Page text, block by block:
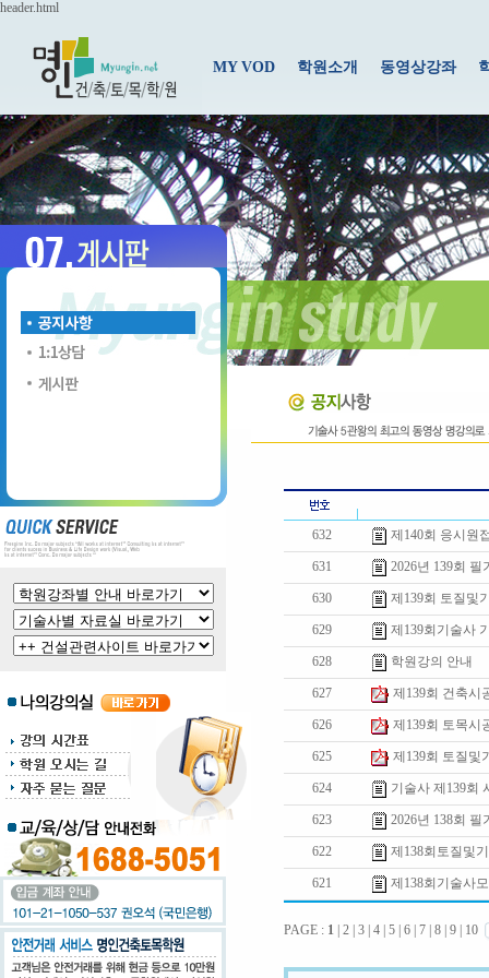
header.html
MY VOD 학원소개 동영상강좌
632 제140회 응시원
631 2026년 139회
630 제139회 토질및
629 제139회기술사
628 학원강의 안내
627 제139회 건축시
626 제139회 토목시
625 제139회 토질및
624 기술사 제139회
623 2026년 138회
622 제138회토질및
621 제138회기술사
PAGE : 1 2 3 4 5 6 7 8 9 10